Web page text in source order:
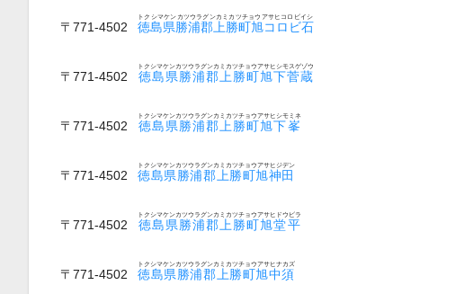
〒771-4502 徳島県勝浦郡上勝町旭コロビ石
トクシマケンカツウラグンカミカツチョウアサヒコロビイシ
〒771-4502 徳島県勝浦郡上勝町旭下菅蔵
トクシマケンカツウラグンカミカツチョウアサヒシモスゲゾウ
〒771-4502 徳島県勝浦郡上勝町旭下峯
トクシマケンカツウラグンカミカツチョウアサヒシモミネ
〒771-4502 徳島県勝浦郡上勝町旭神田
トクシマケンカツウラグンカミカツチョウアサヒジデン
〒771-4502 徳島県勝浦郡上勝町旭堂平
トクシマケンカツウラグンカミカツチョウアサヒドウビラ
〒771-4502 徳島県勝浦郡上勝町旭中須
トクシマケンカツウラグンカミカツチョウアサヒナカズ